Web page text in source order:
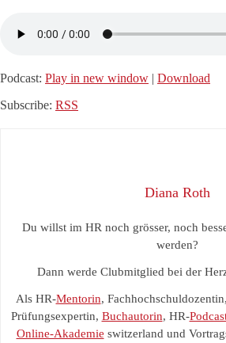
Podcast: Play in new window | Download
Subscribe: RSS
Diana Roth
Du willst im HR noch grösser, noch
werden?
Dann werde Clubmitglied bei der
Als HR-Mentorin, Fachhochschuldozentin,
Prüfungsexpertin, Buchautorin, HR-
Online-Akademie switzerland und